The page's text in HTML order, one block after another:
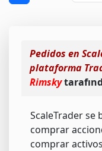
Pedidos en
plataforma
Rimsky
ScaleTrader se
comprar
comprar